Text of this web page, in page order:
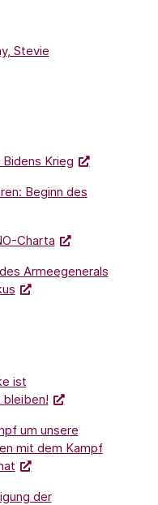
Stevie
Bidens Krieg
Beginn des
Charta
Armeegenerals
ist
bleiben!
um unsere
mit dem Kampf
der